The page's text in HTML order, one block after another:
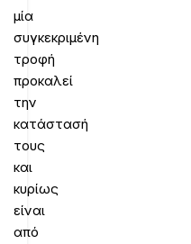
μία
συγκεκριμένη
τροφή
προκαλεί
την
κατάστασή
τους
και
κυρίως
είναι
από